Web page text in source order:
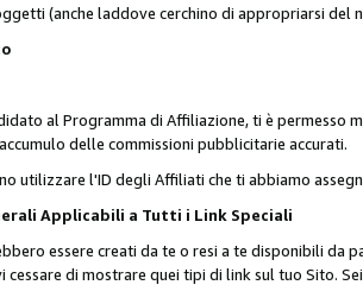
(anche laddove cerchino di appropriarsi
al Programma di Affiliazione, ti è permesso
delle commissioni pubblicitarie accurati.
utilizzare l'ID degli Affiliati che ti abbiamo
Applicabili a Tutti i Link Speciali
essere creati da te o resi a te disponibili
cessare di mostrare quei tipi di link sul tuo Sito.